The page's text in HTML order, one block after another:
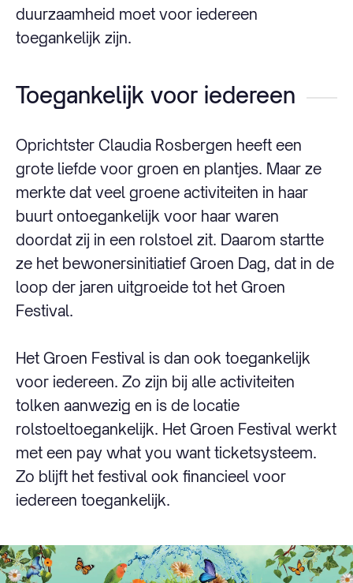
duurzaamheid moet voor iedereen
toegankelijk zijn.
Toegankelijk voor iedereen
Oprichtster Claudia Rosbergen heeft een
grote liefde voor groen en plantjes. Maar ze
merkte dat veel groene activiteiten in haar
buurt ontoegankelijk voor haar waren
doordat zij in een rolstoel zit. Daarom startte
ze het bewonersinitiatief Groen Dag, dat in de
loop der jaren uitgroeide tot het Groen
Festival.
Het Groen Festival is dan ook toegankelijk
voor iedereen. Zo zijn bij alle activiteiten
tolken aanwezig en is de locatie
rolstoeltoegankelijk. Het Groen Festival werkt
met een pay what you want ticketsysteem.
Zo blijft het festival ook financieel voor
iedereen toegankelijk.